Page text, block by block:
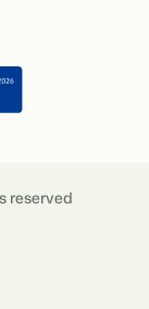
reserved